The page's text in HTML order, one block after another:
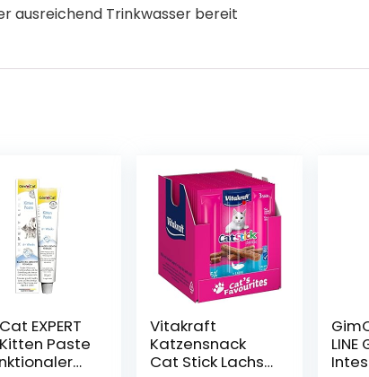
ausreichend Trinkwasser bereit
EXPERT
Kitten Paste
Vitakraft
Katzensnack
Cat Stick Lachs